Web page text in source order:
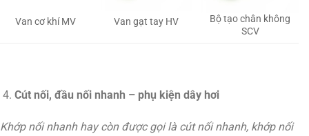
Van cơ khí MV Van gạt tay HV
Bộ tạo chân không
SCV
Cút nối, đầu nối nhanh – phụ kiện dây hơi
Khớp nối nhanh hay còn được gọi là cút nối nhanh, khớp nối